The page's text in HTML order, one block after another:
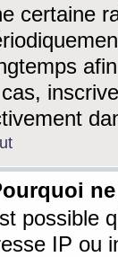
certaine
possible
IP ou